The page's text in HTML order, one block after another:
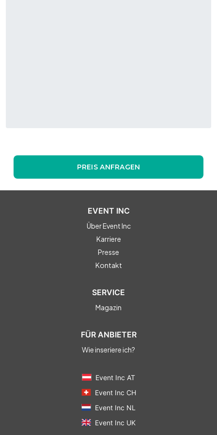
PREIS ANFRAGEN
EVENT INC
Über Event Inc
Karriere
Presse
Kontakt
SERVICE
Magazin
FÜR ANBIETER
Wie inseriere ich?
Event Inc AT
Event Inc CH
Event Inc NL
Event Inc UK